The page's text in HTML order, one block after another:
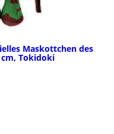
Maskottchen des
cm, Tokidoki